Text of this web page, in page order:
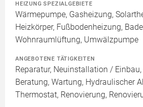
HEIZUNG SPEZIALGEBIETE
Wärmepumpe, Gasheizung,
Heizkörper, Fußbodenheizung,
Wohnraumlüftung, Umwälzpumpe
ANGEBOTENE TÄTIGKEITEN
Reparatur, Neuinstallation /
Beratung, Wartung, Hydraulischer
Thermostat, Renovierung,